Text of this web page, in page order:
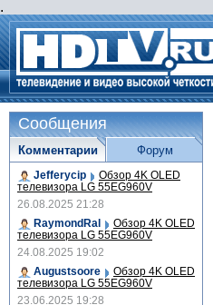
.
Сообщения
Комментарии
Jefferycip Обзор 4K OLED
телевизора LG 55EG960V
26.08.2025 21:28
RaymondRal
Обзор 4K OLED
телевизора LG 55EG960V
24.08.2025 19:02
Augustsoore
Обзор 4K OLED
телевизора LG 55EG960V
23.06.2025 19:28
Форум